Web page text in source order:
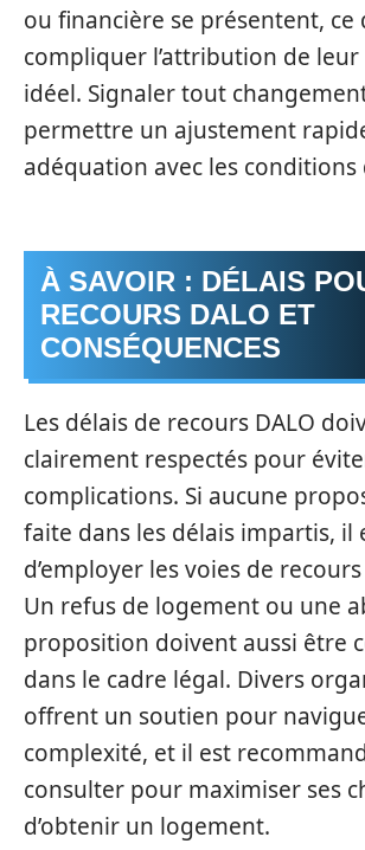
ou financière se présentent,
compliquer l’attribution de
idéel. Signaler tout
permettre un ajustement
adéquation avec les conditions
À SAVOIR : DÉLAIS
RECOURS DALO ET
CONSÉQUENCES
Les délais de recours DALO
clairement respectés pour
complications. Si aucune
faite dans les délais impartis,
d’employer les voies de
Un refus de logement ou une
proposition doivent aussi être
dans le cadre légal. Divers
offrent un soutien pour
complexité, et il est
consulter pour maximiser ses
d’obtenir un logement.